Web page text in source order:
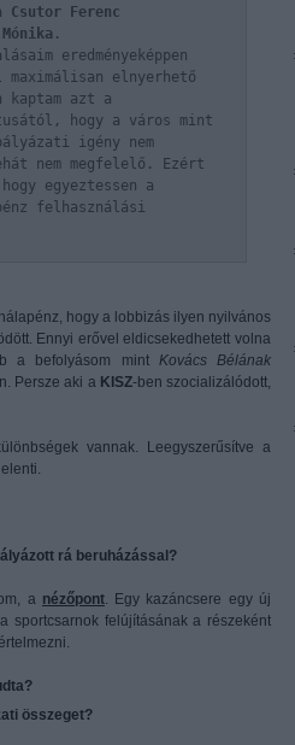
Csutor Ferenc
.
eredményeképpen
elnyerhető
azt a
hogy a város mint
igény nem
nem megfelelő. Ezért
egyeztessen a
felhasználási
hogy a lobbizás ilyen nyilvános
Ennyi erővel eldicsekedhetett volna
a befolyásom mint Kovács Bélának
Persze aki a KISZ-ben szocializálódott,
vannak. Leegyszerűsítve a
rá beruházással?
a nézőpont. Egy kazáncsere egy új
sportcsarnok felújításának a részeként
összeget?